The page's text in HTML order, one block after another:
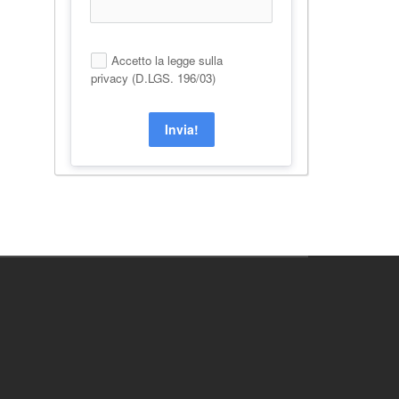
Accetto la legge sulla
privacy (D.LGS. 196/03)
Invia!
Alternative: